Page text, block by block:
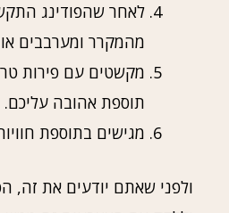
לאחר שהפודינג
מהמקרר ומערבבים
מקשטים עם פירות
תוספת אהובה עליכם.
מגישים בתוספת
ולפני שאתם יודעים את זה,